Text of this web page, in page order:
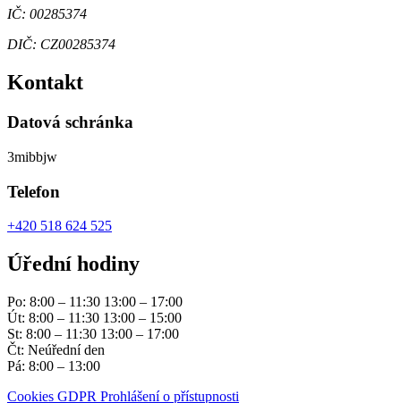
IČ: 00285374
DIČ: CZ00285374
Kontakt
Datová schránka
3mibbjw
Telefon
+420 518 624 525
Úřední hodiny
Po: 8:00 – 11:30 13:00 – 17:00
Út: 8:00 – 11:30 13:00 – 15:00
St: 8:00 – 11:30 13:00 – 17:00
Čt: Neúřední den
Pá: 8:00 – 13:00
Cookies GDPR Prohlášení o přístupnosti